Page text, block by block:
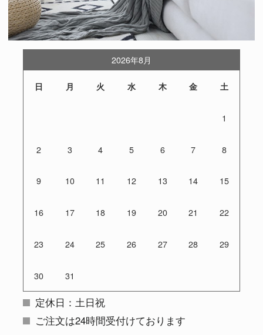
2026年8月
日 月 火 水 木 金 土
1
2 3 4 5 6 7 8
9 10 11 12 13 14 15
16 17 18 19 20 21 22
23 24 25 26 27 28 29
30 31
定休日：土日祝
ご注文は24時間受付けております